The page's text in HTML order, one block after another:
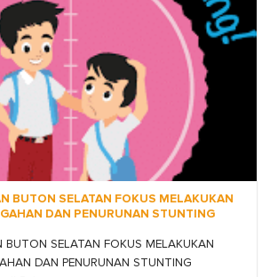
BUTON SELATAN FOKUS MELAKUKAN
DAN PENURUNAN STUNTING
BUTON SELATAN FOKUS MELAKUKAN
DAN PENURUNAN STUNTING